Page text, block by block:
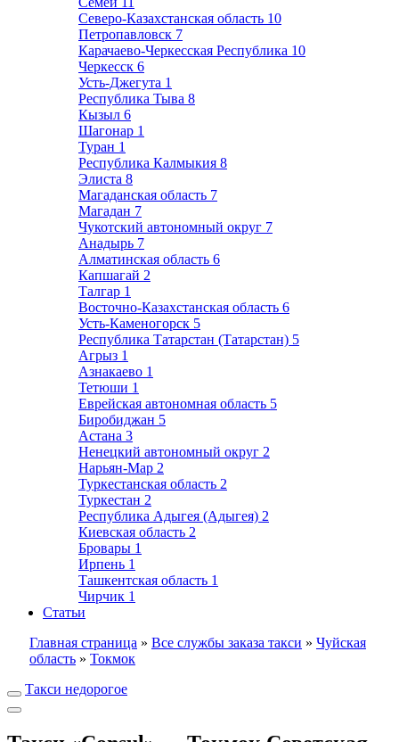
Северо-Казахстанская область 10
Петропавловск 7
Карачаево-Черкесская Республика 10
Черкесск 6
Усть-Джегута 1
Республика Тыва 8
Кызыл 6
Шагонар 1
Туран 1
Республика Калмыкия 8
Элиста 8
Магаданская область 7
Магадан 7
Чукотский автономный округ 7
Анадырь 7
Алматинская область 6
Капшагай 2
Талгар 1
Восточно-Казахстанская область 6
Усть-Каменогорск 5
Республика Татарстан (Татарстан) 5
Агрыз 1
Азнакаево 1
Тетюши 1
Еврейская автономная область 5
Биробиджан 5
Астана 3
Ненецкий автономный округ 2
Нарьян-Мар 2
Туркестанская область 2
Туркестан 2
Республика Адыгея (Адыгея) 2
Киевская область 2
Бровары 1
Ирпень 1
Ташкентская область 1
Чирчик 1
Статьи
Главная страница » Все службы заказа такси » Чуйская
область » Токмок
Такси недорогое